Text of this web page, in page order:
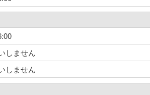
しません
しません